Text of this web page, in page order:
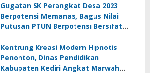
Gugatan SK Perangkat Desa 2023
Berpotensi Memanas, Bagus Nilai
Putusan PTUN Berpotensi Bersifat
Kentrung Kreasi Modern Hipnotis
Penonton, Dinas Pendidikan
Kabupaten Kediri Angkat Marwah